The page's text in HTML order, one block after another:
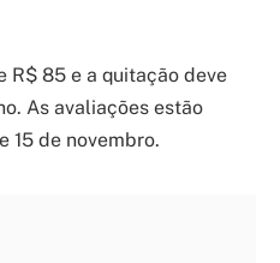
R$ 85 e a quitação deve
As avaliações estão
15 de novembro.